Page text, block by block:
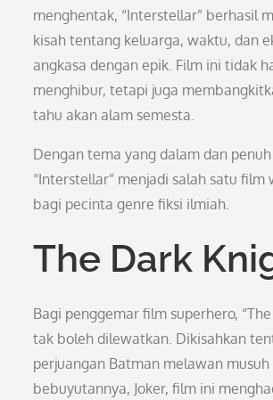
menghentak, “Interstellar” berhasil
kisah tentang keluarga, waktu, dan
angkasa dengan epik. Film ini tidak
menghibur, tetapi juga
tahu akan alam semesta.
Dengan tema yang dalam dan
“Interstellar” menjadi salah satu
bagi pecinta genre fiksi ilmiah.
The Dark
Bagi penggemar film superhero,
tak boleh dilewatkan. Dikisahkan
perjuangan Batman melawan musuh
bebuyutannya, Joker, film ini